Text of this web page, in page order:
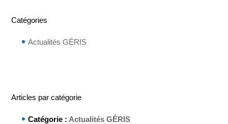
Catégories
Actualités GÉRIS
Articles par catégorie
Catégorie : Actualités GÉRIS